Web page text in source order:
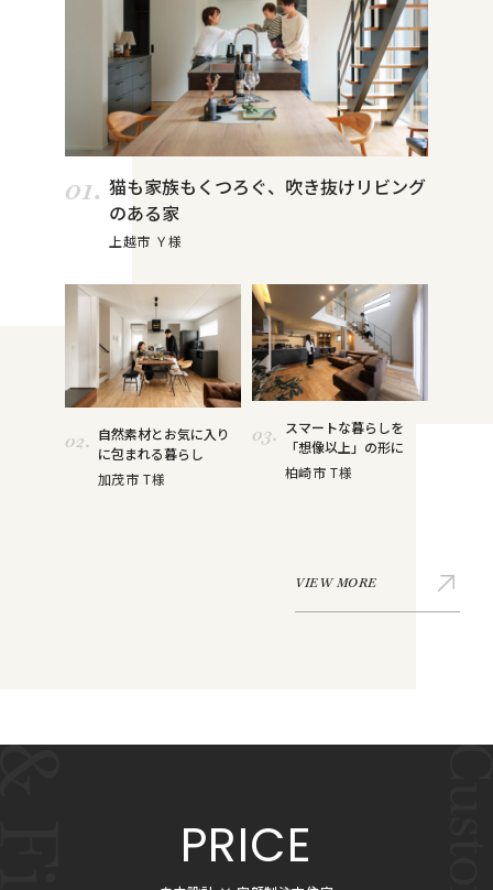
01. 猫も家族もくつろぐ、吹き抜けリビング
のある家
上越市 Ｙ様
02. 自然素材とお気に入り
に包まれる暮らし
加茂市 T様
03. スマートな暮らしを
「想像以上」の形に
柏崎市 T様
VIEW MORE
PRICE